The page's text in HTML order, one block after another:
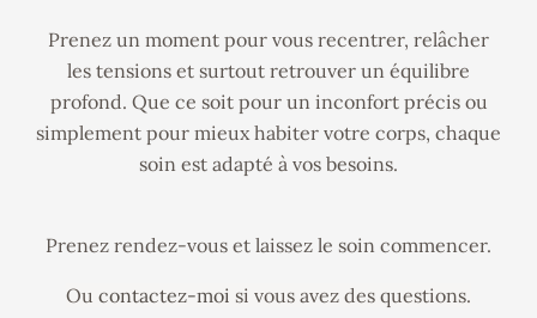
Prenez un moment pour vous recentrer, relâcher
les tensions et surtout retrouver un équilibre
profond. Que ce soit pour un inconfort précis ou
simplement pour mieux habiter votre corps, chaque
soin est adapté à vos besoins.
Prenez rendez-vous et laissez le soin commencer.
Ou contactez-moi si vous avez des questions.